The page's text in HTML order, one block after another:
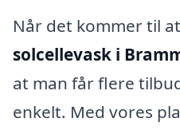
Når det kommer til
solcellevask i
at man får flere
enkelt. Med vores